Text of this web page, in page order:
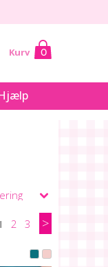
Kurv 0
2 3 >